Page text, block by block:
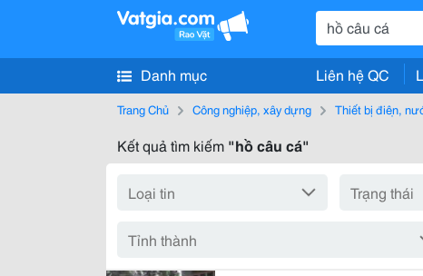
Danh mục Liên hệ QC
Trang Chủ Công nghiệp, xây dựng Thiết bị điện,
Kết quả tìm kiếm "hồ câu cá"